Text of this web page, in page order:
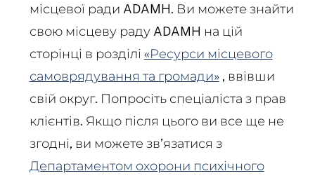
місцевої ради ADAMH. Ви можете знайти
свою місцеву раду ADAMH на цій
сторінці в розділі «Ресурси місцевого
самоврядування та громади», ввівши
свій округ. Попросіть спеціаліста з прав
клієнтів. Якщо після цього ви все ще не
згодні, ви можете зв’язатися з
Департаментом охорони психічного